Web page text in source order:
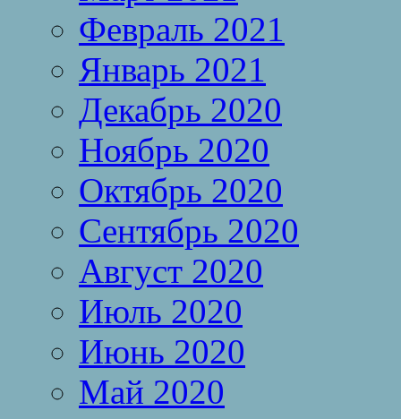
Февраль 2021
Январь 2021
Декабрь 2020
Ноябрь 2020
Октябрь 2020
Сентябрь 2020
Август 2020
Июль 2020
Июнь 2020
Май 2020